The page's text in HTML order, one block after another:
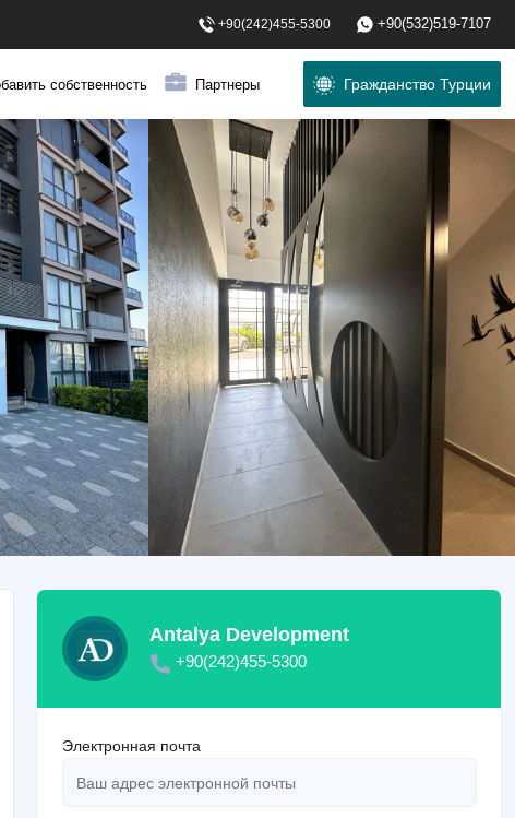
+90(242)455-5300 +90(532)519-7107
собственность Партнеры Гражданство Турции
Antalya Development
+90(242)455-5300
Электронная почта